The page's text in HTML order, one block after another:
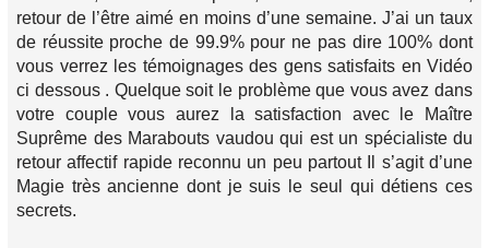
retour de l’être aimé en moins d’une semaine. J’ai un taux
de réussite proche de 99.9% pour ne pas dire 100% dont
vous verrez les témoignages des gens satisfaits en Vidéo
ci dessous . Quelque soit le problème que vous avez dans
votre couple vous aurez la satisfaction avec le Maître
Suprême des Marabouts vaudou qui est un spécialiste du
retour affectif rapide reconnu un peu partout Il s’agit d’une
Magie très ancienne dont je suis le seul qui détiens ces
secrets.